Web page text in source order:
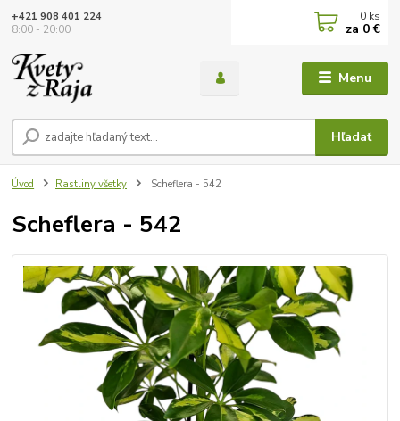
Menu
Hľadať
+421 908 401 224
8:00 - 20:00
0 ks
za 0 €
Úvod Rastliny všetky Scheflera - 542
Scheflera - 542